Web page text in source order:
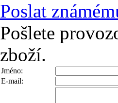
Poslat
Pošlete
zboží.
Jméno:
E-mail: